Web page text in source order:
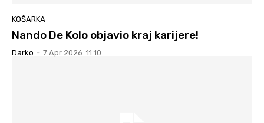
KOŠARKA
Nando De Kolo objavio kraj karijere!
Darko - 7 Apr 2026. 11:10